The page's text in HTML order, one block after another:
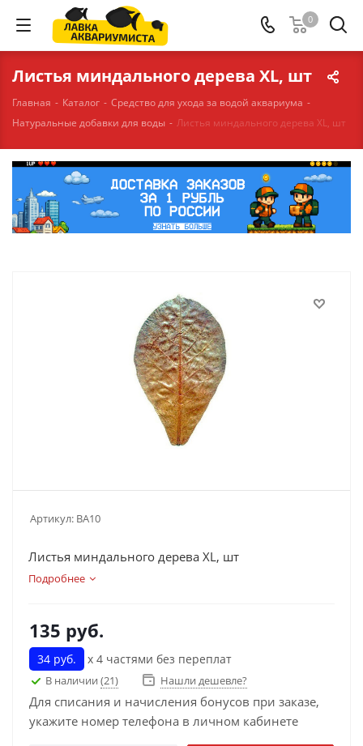
0
Листья миндального дерева XL, шт
Главная - Каталог - Средство для ухода за водой аквариума -
Натуральные добавки для воды - Листья миндального дерева XL, шт
Артикул: ВА10
Листья миндального дерева XL, шт
Подробнее
135 руб.
34 руб. х 4 частями без переплат
В наличии (21) Нашли дешевле?
Для списания и начисления бонусов при заказе,
укажите номер телефона в личном кабинете